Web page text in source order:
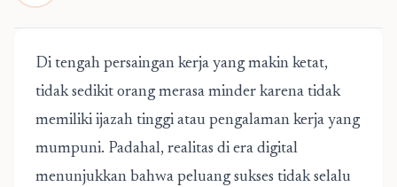
Di tengah persaingan kerja yang makin ketat,
tidak sedikit orang merasa minder karena tidak
memiliki ijazah tinggi atau pengalaman kerja yang
mumpuni. Padahal, realitas di era digital
menunjukkan bahwa peluang sukses tidak selalu